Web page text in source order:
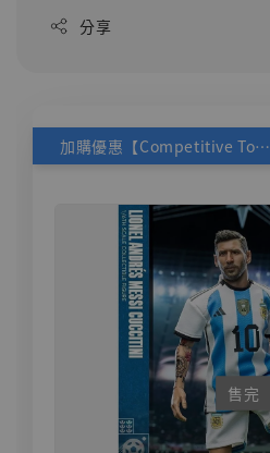
分享
加購優惠【Competitive Toys 梅西 [CM001]】
售完